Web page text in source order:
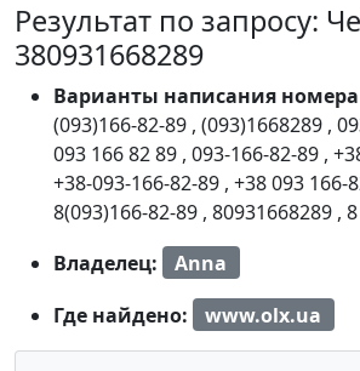
Результат по запросу:
380931668289
Варианты написания
(093)166-82-89 , (093)1668289 ,
093 166 82 89 , 093-166-82-89 ,
+38-093-166-82-89 , +38 093 166-
8(093)166-82-89 , 80931668289 ,
Владелец:
Anna
Где найдено:
www.olx.ua